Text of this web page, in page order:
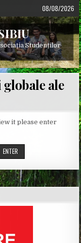
08/08/2026
Studenților
ale
it please enter